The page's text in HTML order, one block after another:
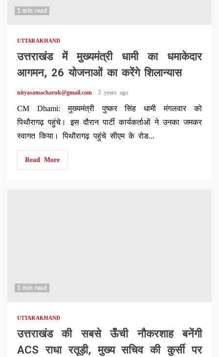
1 min read
UTTARAKHAND
उत्तराखंड में मुख्यमंत्री धामी का धमाकेदार
आगमन, 26 योजनाओं का करेंगे शिलान्यास
nityasamacharuk@gmail.com 3 years ago
CM Dhami: मुख्यमंत्री पुष्कर सिंह धामी मंगलवार को
पिथौरागढ़ पहुंचे। इस दौरान पार्टी कार्यकर्ताओं ने उनका जमकर
स्वागत किया। पिथौरागढ़ पहुंचे सीएम के रोड...
Read More
1 min read
UTTARAKHAND
उत्तराखंड की सबसे ऊँची नौकरशाह बनेंगी
ACS राधा रतूड़ी, मुख्य सचिव की कुर्सी पर